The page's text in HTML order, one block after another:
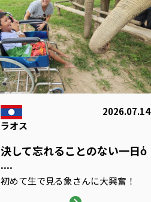
ラオス
2026.07.14
決して忘れることのない一日ὁ
....
初めて生で見る象さんに大興奮！